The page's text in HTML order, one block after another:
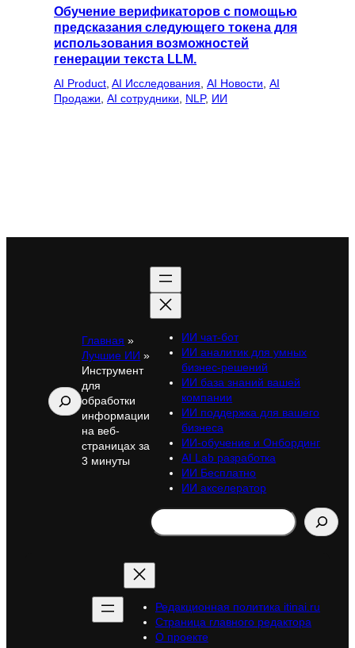
Обучение верификаторов с помощью
предсказания следующего токена для
использования возможностей
генерации текста LLM.
AI Product AI Исследования AI Новости AI
Продажи AI сотрудники NLP, ИИ
Поиск
Главная »
Лучшие ИИ »
Инструмент
для
обработки
информации
на веб-
страницах за
3 минуты
ИИ чат-бот
ИИ аналитик для умных
бизнес-решений
ИИ база знаний вашей
компании
ИИ поддержка для вашего
бизнеса
ИИ-обучение и Онбординг
AI Lab разработка
ИИ Бесплатно
ИИ акселератор
Search
Редакционная политика itinai.ru
Страница главного редактора
О проекте